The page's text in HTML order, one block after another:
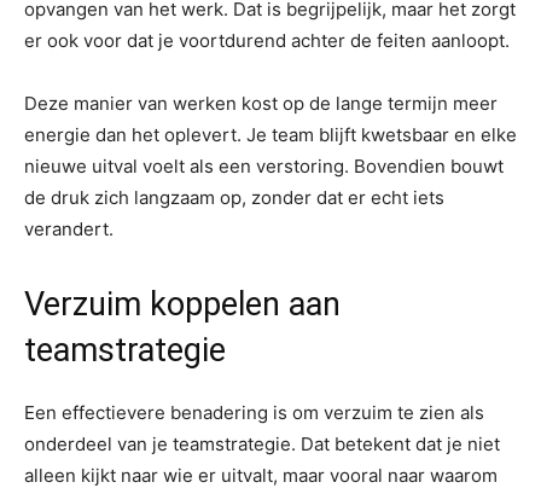
opvangen van het werk. Dat is begrijpelijk, maar het zorgt
er ook voor dat je voortdurend achter de feiten aanloopt.
Deze manier van werken kost op de lange termijn meer
energie dan het oplevert. Je team blijft kwetsbaar en elke
nieuwe uitval voelt als een verstoring. Bovendien bouwt
de druk zich langzaam op, zonder dat er echt iets
verandert.
Verzuim koppelen aan
teamstrategie
Een effectievere benadering is om verzuim te zien als
onderdeel van je teamstrategie. Dat betekent dat je niet
alleen kijkt naar wie er uitvalt, maar vooral naar waarom